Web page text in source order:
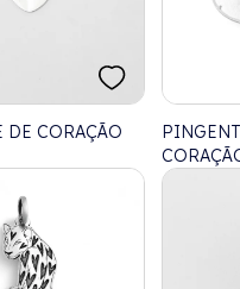
DE CORAÇÃO